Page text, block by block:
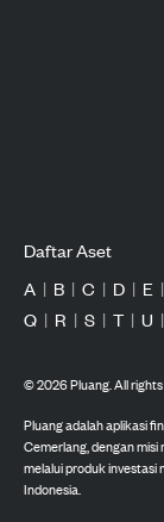
Daftar Aset
A | B | C | D | E |
Q | R | S | T | U |
©2026Pluang. All
Pluang adalah aplikasi
Cemerlang, dengan
melalui produk
Indonesia.